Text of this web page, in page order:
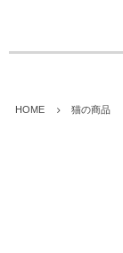
HOME 猫の商品